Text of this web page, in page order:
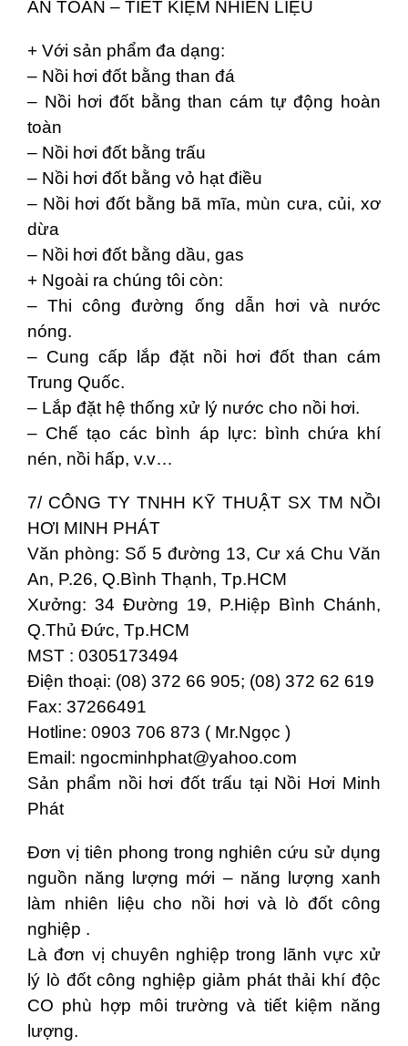
AN TOÀN – TIẾT KIỆM NHIÊN LIỆU
+ Với sản phẩm đa dạng:
– Nồi hơi đốt bằng than đá
– Nồi hơi đốt bằng than cám tự động hoàn
toàn
– Nồi hơi đốt bằng trấu
– Nồi hơi đốt bằng vỏ hạt điều
– Nồi hơi đốt bằng bã mĩa, mùn cưa, củi, xơ
dừa
– Nồi hơi đốt bằng dầu, gas
+ Ngoài ra chúng tôi còn:
– Thi công đường ống dẫn hơi và nước
nóng.
– Cung cấp lắp đặt nồi hơi đốt than cám
Trung Quốc.
– Lắp đặt hệ thống xử lý nước cho nồi hơi.
– Chế tạo các bình áp lực: bình chứa khí
nén, nồi hấp, v.v…
7/ CÔNG TY TNHH KỸ THUẬT SX TM NỒI
HƠI MINH PHÁT
Văn phòng: Số 5 đường 13, Cư xá Chu Văn
An, P.26, Q.Bình Thạnh, Tp.HCM
Xưởng: 34 Đường 19, P.Hiệp Bình Chánh,
Q.Thủ Đức, Tp.HCM
MST : 0305173494
Điện thoại: (08) 372 66 905; (08) 372 62 619
Fax: 37266491
Hotline: 0903 706 873 ( Mr.Ngọc )
Email: ngocminhphat@yahoo.com
Sản phẩm nồi hơi đốt trấu tại Nồi Hơi Minh
Phát
Đơn vị tiên phong trong nghiên cứu sử dụng
nguồn năng lượng mới – năng lượng xanh
làm nhiên liệu cho nồi hơi và lò đốt công
nghiệp .
Là đơn vị chuyên nghiệp trong lãnh vực xử
lý lò đốt công nghiệp giảm phát thải khí độc
CO phù hợp môi trường và tiết kiệm năng
lượng.